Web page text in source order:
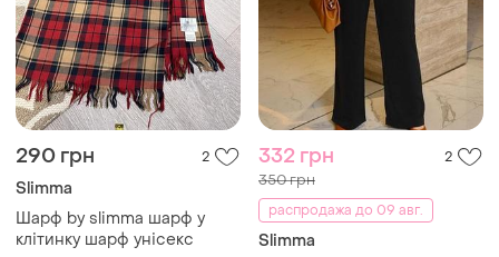
290 грн 2
Slimma
Шарф by slimmа шарф у
клітинку шарф унісекс
332 грн 2
350 грн
распродажа до 09 авг.
Slimma